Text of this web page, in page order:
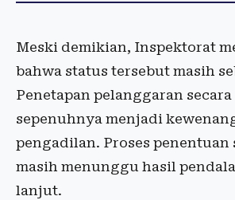
Meski demikian, Inspektorat
bahwa status tersebut masih
Penetapan pelanggaran
sepenuhnya menjadi
pengadilan. Proses penentuan
masih menunggu hasil
lanjut.